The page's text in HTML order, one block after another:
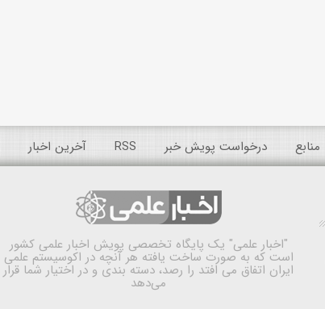
منابع درخواست پویش خبر RSS آخرین اخبار
"اخبار علمی" یک پایگاه تخصصی پویش اخبار علمی کشور
است که به صورت ساخت یافته هر آنچه در اکوسیستم علمی
ایران اتفاق می افتد را رصد، دسته بندی و در اختیار شما قرار
می‌دهد